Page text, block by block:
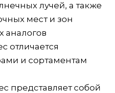
лучей, а также
мест и зон
аналогов
отличается
и сортаментам
представляет собой